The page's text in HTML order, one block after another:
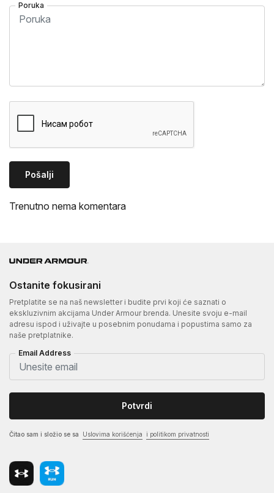
Poruka
Pošalji
Trenutno nema komentara
Ostanite fokusirani
Pretplatite se na naš newsletter i budite prvi koji će saznati o
ekskluzivnim akcijama Under Armour brenda. Unesite svoju e-mail
adresu ispod i uživajte u posebnim ponudama i popustima samo za
naše pretplatnike.
Email Address
Potvrdi
Čitao sam i složio se sa Uslovima korišćenja i politikom privatnosti